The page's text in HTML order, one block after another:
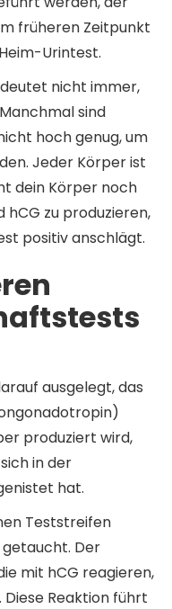
früheren Zeitpunkt
Urintest.
nicht immer,
sind
hoch genug, um
Jeder Körper ist
dein Körper noch
hCG zu produzieren,
positiv anschlägt.
ausgelegt, das
produziert wird,
in der
hat.
Teststreifen
Der
mit hCG reagieren,
Reaktion führt